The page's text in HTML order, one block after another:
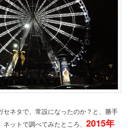
セネタで、常設になったのか？と、勝手
ネットで調べてみたところ、2015年